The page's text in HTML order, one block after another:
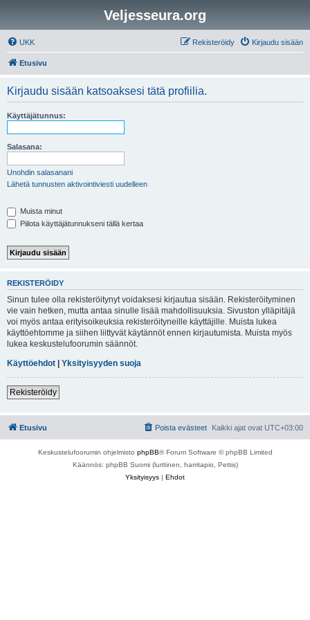
Veljesseura.org
UKK Kirjaudu sisään
Rekisteröidy
Etusivu
Kirjaudu sisään katsoaksesi tätä profiilia.
Käyttäjätunnus:
Salasana:
Unohdin salasanani
Lähetä tunnusten aktivointiviesti uudelleen
Muista minut
Piilota käyttäjätunnukseni tällä kertaa
REKISTERÖIDY
Sinun tulee olla rekisteröitynyt voidaksesi kirjautua sisään. Rekisteröityminen
vie vain hetken, mutta antaa sinulle lisää mahdollisuuksia. Sivuston ylläpitäjä
voi myös antaa erityisoikeuksia rekisteröityneille käyttäjille. Muista lukea
käyttöehtomme ja siihen liittyvät käytännöt ennen kirjautumista. Muista myös
lukea keskustelufoorumin säännöt.
Käyttöehdot | Yksityisyyden suoja
Rekisteröidy
Etusivu Kaikki ajat ovat UTC+03:00
Poista evästeet
Keskustelufoorumin ohjelmisto phpBB® Forum Software © phpBB Limited
Käännös: phpBB Suomi (lurttinen, harritapio, Pettis)
Yksityisyys | Ehdot